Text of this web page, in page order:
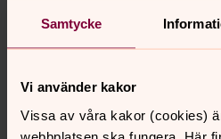
Samtycke
Vi använder kakor
Vissa av våra kakor (cookies)
webbplatsen ska fungera. Här